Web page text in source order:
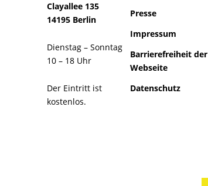
Clayallee 135
14195 Berlin
Dienstag – Sonntag
10 – 18 Uhr
Der Eintritt ist
kostenlos.
Presse
Impressum
Barrierefreiheit der
Webseite
Datenschutz